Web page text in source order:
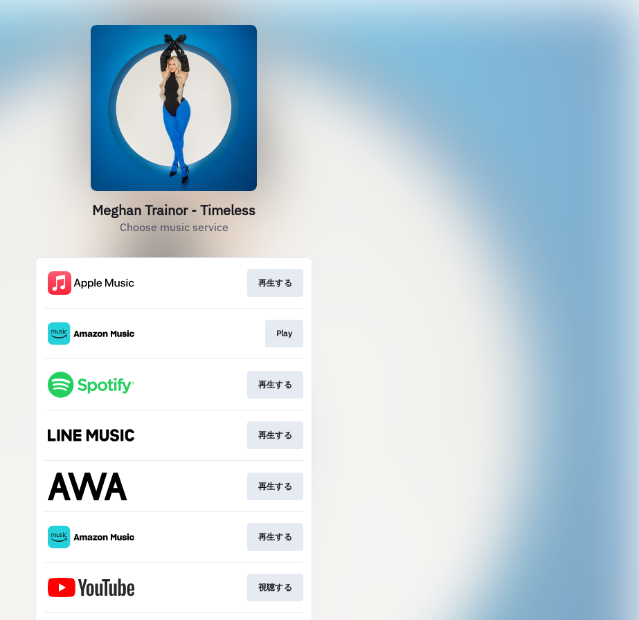
Meghan Trainor - Timeless
Choose music service
再生する
Play
再生する
再生する
再生する
再生する
視聴する